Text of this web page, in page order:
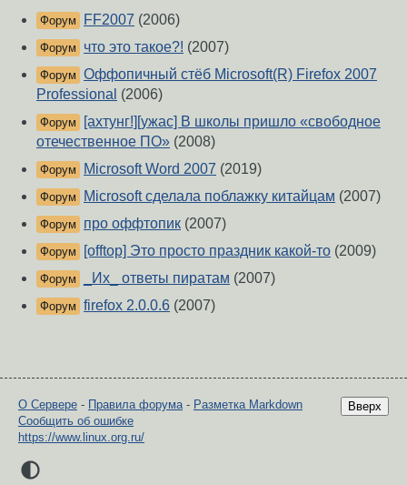
Форум FF2007 (2006)
Форум что это такое?! (2007)
Форум Оффопичный стёб Microsoft(R) Firefox 2007
Professional (2006)
Форум
[ахтунг!][ужас] В школы пришло «свободное
отечественное ПО» (2008)
Форум Microsoft Word 2007 (2019)
Форум Microsoft сделала поблажку китайцам (2007)
Форум про оффтопик (2007)
Форум [offtop] Это просто праздник какой-то (2009)
Форум _Их_ ответы пиратам (2007)
Форум firefox 2.0.0.6 (2007)
Вверх
О Сервере - Правила форума- Разметка Markdown
Сообщить об ошибке
https://www.linux.org.ru/